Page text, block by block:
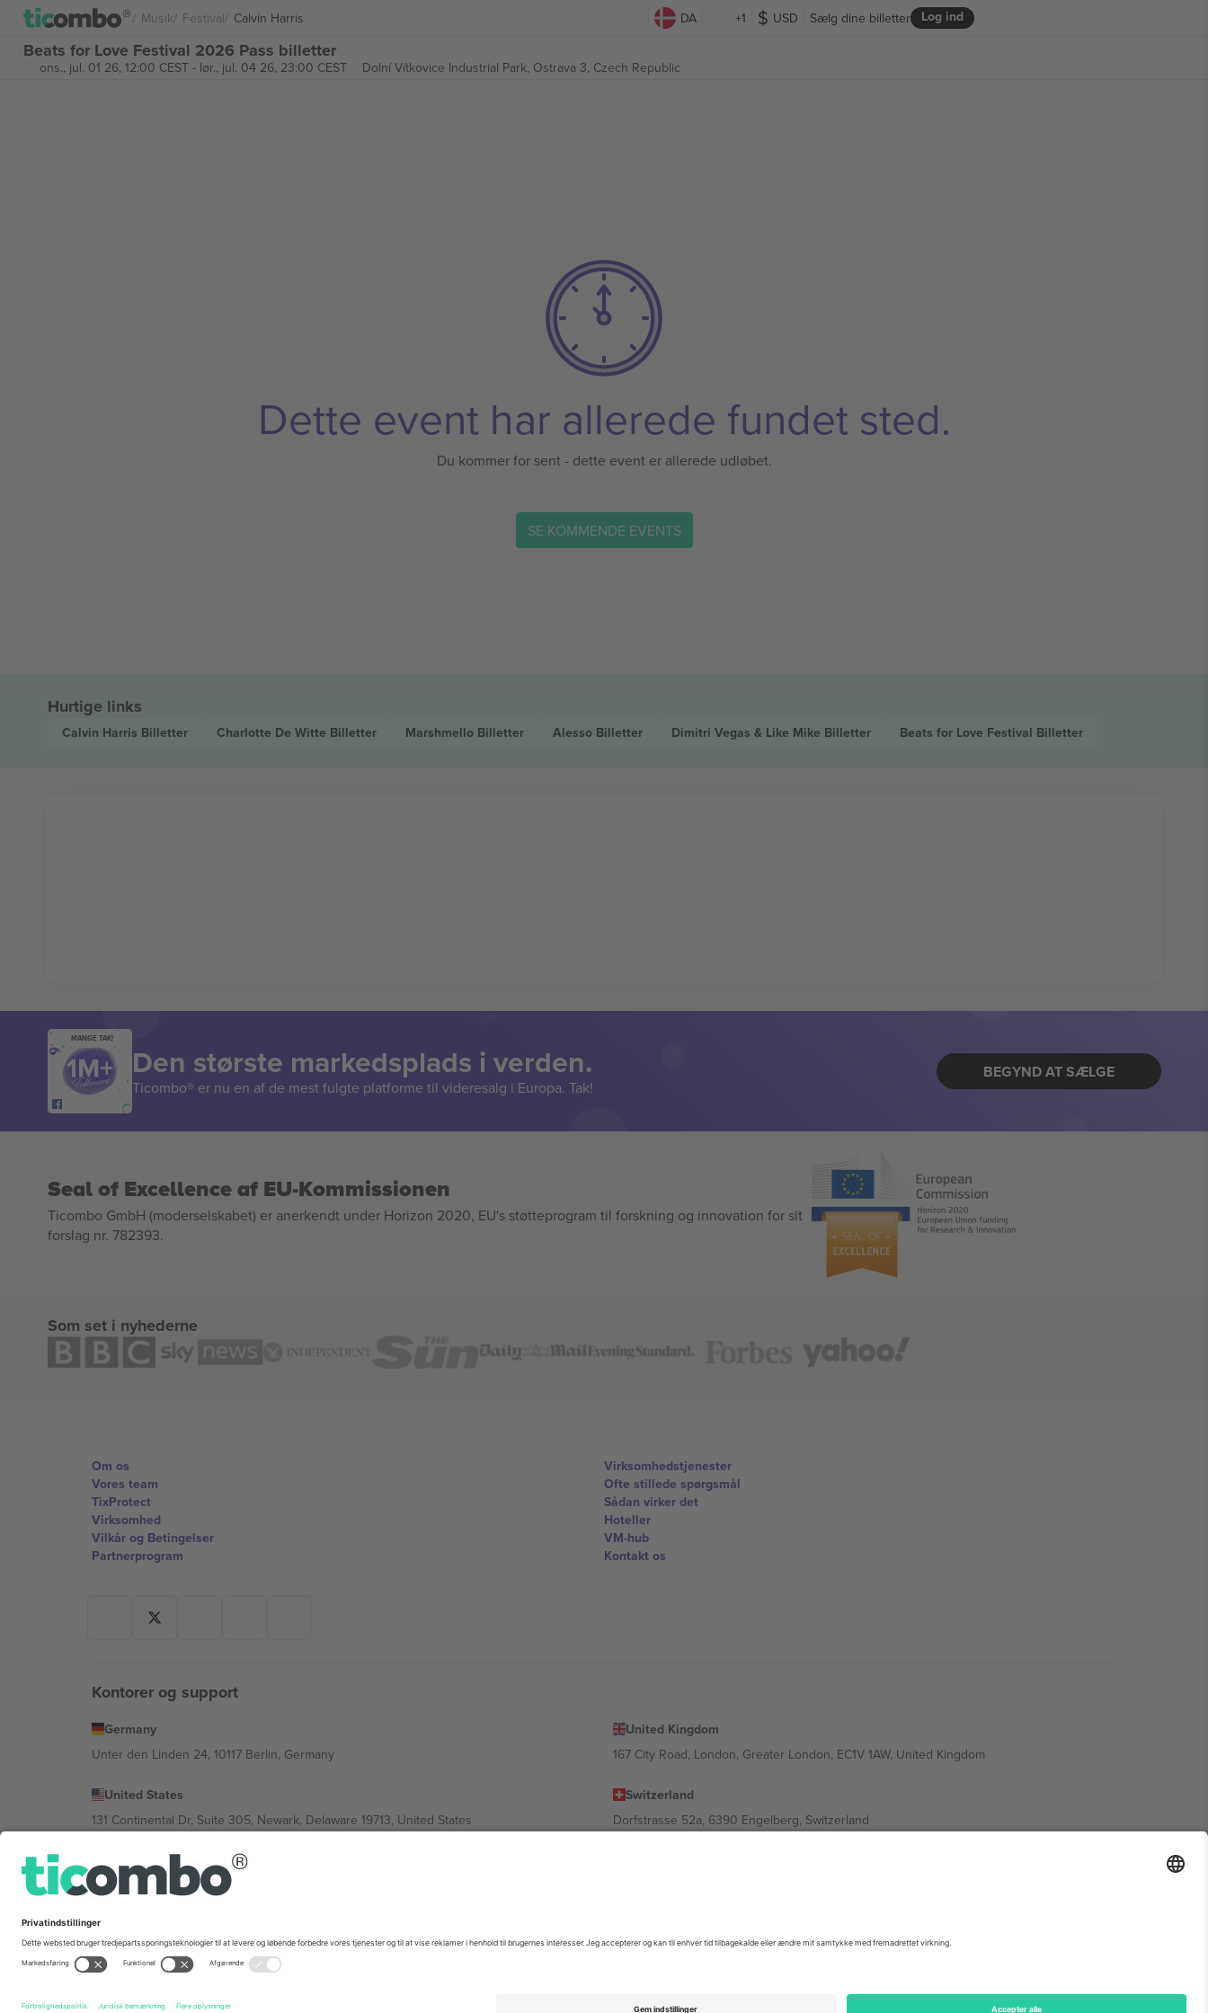
Musik Festival Calvin Harris DA +1 USD Log ind
Sælg dine billetter
Beats for Love Festival 2026 Pass billetter
ons., jul. 01 26, 12:00 CEST- lør., jul. 04 26, 23:00 CEST Dolní Vítkovice Industrial Park, Ostrava 3, Czech Republic
Dette event har allerede fundet sted.
Du kommer for sent - dette event er allerede udløbet.
SE KOMMENDE EVENTS
Hurtige links
Calvin Harris Billetter Charlotte De Witte Billetter Marshmello Billetter Alesso Billetter Dimitri Vegas & Like Mike Billetter Beats for Love Festival Billetter
MANGE TAK!
Den største markedsplads i verden.
Ticombo® er nu en af de mest fulgte platforme til videresalg i Europa. Tak!
BEGYND AT SÆLGE
Seal of Excellence af EU-Kommissionen
Ticombo GmbH (moderselskabet) er anerkendt under Horizon 2020, EU's støtteprogram til forskning og innovation for sit
forslag nr. 782393.
Som set i nyhederne
Om os
Vores team
TixProtect
Virksomhed
Vilkår og Betingelser
Partnerprogram
Virksomhedstjenester
Ofte stillede spørgsmål
Sådan virker det
Hoteller
VM-hub
Kontakt os
Kontorer og support
Germany
Unter den Linden 24, 10117 Berlin, Germany
United Kingdom
167 City Road, London, Greater London, EC1V 1AW, United Kingdom
United States
131 Continental Dr, Suite 305, Newark, Delaware 19713, United States
Switzerland
Dorfstrasse 52a, 6390 Engelberg, Switzerland
Bulgaria
Regus Sofia City West, bul Totleben 53-55, 1606 Sofia, Bulgaria
Av Chapultepec 360, Roma Norte, Cuauhtémoc, 06700 Ciudad de México, CDMX, Mexico
© 2026 Ticombo. Alle rettigheder forbeholdes.